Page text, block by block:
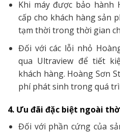
Khi máy được bảo hành
cấp cho khách hàng sản
tạm thời trong thời gian
Đối với các lỗi nhỏ
qua Ultraview để tiết
khách hàng. Hoàng Sơn
phí phát sinh trong quá
4. Ưu đãi đặc biệt ngoài
Đối với phần cứng của